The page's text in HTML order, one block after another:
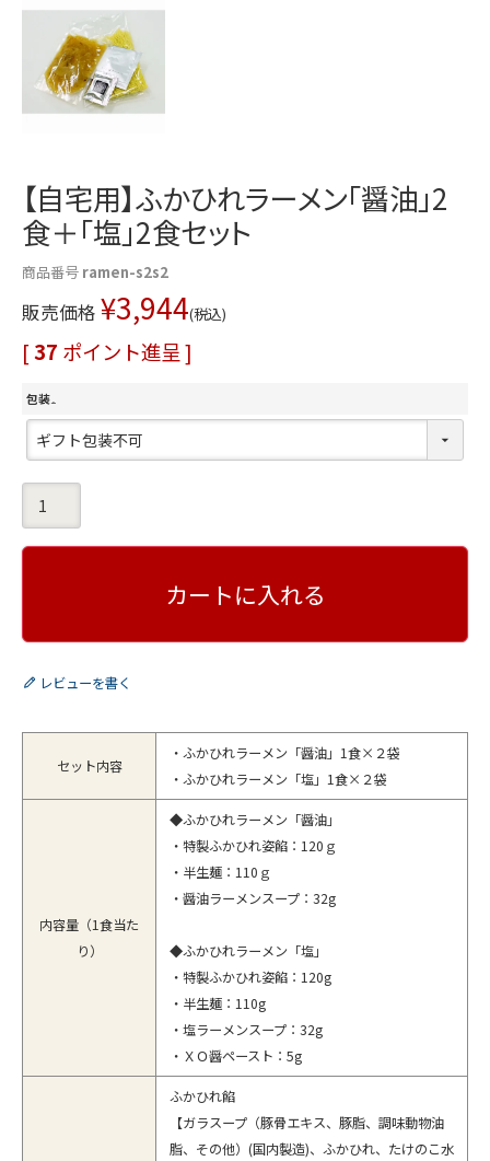
【自宅用】ふかひれラーメン「醤油」2
食＋「塩」2食セット
商品番号 ramen-s2s2
販売価格 ¥3,944 税込
[37 ポイント進呈 ]
包装
カートに入れる
レビューを書く
セット内容
・ふかひれラーメン「醤油」1食×２袋
・ふかひれラーメン「塩」1食×２袋
内容量（1食当た
り）
◆ふかひれラーメン「醤油」
・特製ふかひれ姿餡：120ｇ
・半生麺：110ｇ
・醤油ラーメンスープ：32g
◆ふかひれラーメン「塩」
・特製ふかひれ姿餡：120g
・半生麺：110g
・塩ラーメンスープ：32g
・ＸＯ醤ペースト：5g
ふかひれ餡
【ガラスープ（豚骨エキス、豚脂、調味動物油
脂、その他）(国内製造)、ふかひれ、たけのこ水